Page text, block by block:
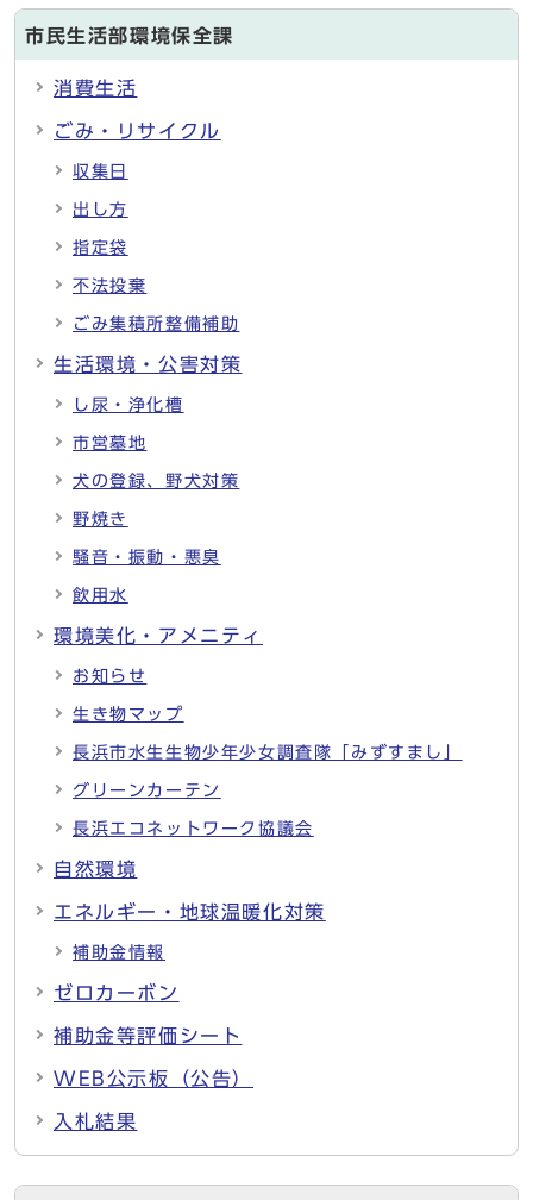
市民生活部環境保全課
消費生活
ごみ・リサイクル
収集日
出し方
指定袋
不法投棄
ごみ集積所整備補助
生活環境・公害対策
し尿・浄化槽
市営墓地
犬の登録、野犬対策
野焼き
騒音・振動・悪臭
飲用水
環境美化・アメニティ
お知らせ
生き物マップ
長浜市水生生物少年少女調査隊「みずすまし」
グリーンカーテン
長浜エコネットワーク協議会
自然環境
エネルギー・地球温暖化対策
補助金情報
ゼロカーボン
補助金等評価シート
WEB公示板（公告）
入札結果